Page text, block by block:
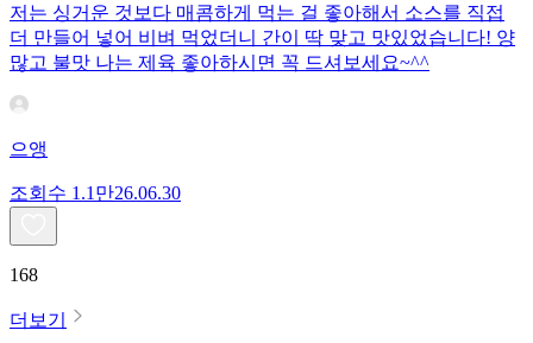
저는 싱거운 것보다 매콤하게 먹는 걸 좋아해서 소스를 직접
더 만들어 넣어 비벼 먹었더니 간이 딱 맞고 맛있었습니다! 양
많고 불맛 나는 제육 좋아하시면 꼭 드셔보세요~^^
으앵
조회수 1.1만26.06.30
168
더보기